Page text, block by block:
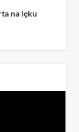
na lęku